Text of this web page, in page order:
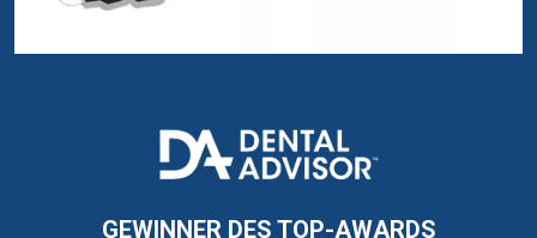
I
m
a
GEWINNER DES TOP-AWARDS